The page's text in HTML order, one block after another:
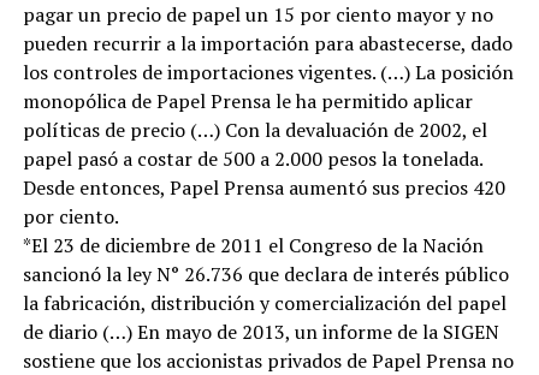
pagar un precio de papel un 15 por ciento mayor y no
pueden recurrir a la importación para abastecerse, dado
los controles de importaciones vigentes. (…) La posición
monopólica de Papel Prensa le ha permitido aplicar
políticas de precio (…) Con la devaluación de 2002, el
papel pasó a costar de 500 a 2.000 pesos la tonelada.
Desde entonces, Papel Prensa aumentó sus precios 420
por ciento.
*El 23 de diciembre de 2011 el Congreso de la Nación
sancionó la ley N° 26.736 que declara de interés público
la fabricación, distribución y comercialización del papel
de diario (…) En mayo de 2013, un informe de la SIGEN
sostiene que los accionistas privados de Papel Prensa no